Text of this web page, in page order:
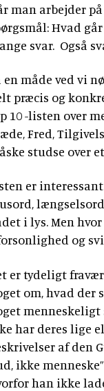
man arbejder
Hvad
svar. Også
en måde ved vi
præcis og
10 -listen over
Fred,
studse over
er
i lys. Men
og
er tydeligt
om, hvad der
menneskeligt
har deres lige
af den
ikke
han ikke